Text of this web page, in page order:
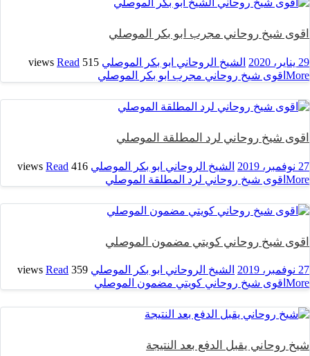
اقوى شيخ روحاني مجرب ابو بكر الموصلي
29 يناير، 2020 الشيخ الروحاني ابو بكر الموصلي 515 views
Read
More اقوى شيخ روحاني مجرب ابو بكر الموصلي
اقوى شيخ روحاني لرد المطلقة الموصلي
27 نوفمبر، 2019 الشيخ الروحاني ابو بكر الموصلي 416 views
Read
More اقوى شيخ روحاني لرد المطلقة الموصلي
اقوى شيخ روحاني كويتي مضمون الموصلي
27 نوفمبر، 2019 الشيخ الروحاني ابو بكر الموصلي 359 views
Read
More اقوى شيخ روحاني كويتي مضمون الموصلي
شيخ روحاني يقبل الدفع بعد النتيجة